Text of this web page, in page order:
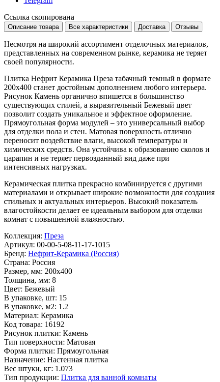
Ссылка скопирована
Описание товара Все характеристики Доставка Отзывы
Несмотря на широкий ассортимент отделочных материалов,
представленных на современном рынке, керамика не теряет
своей популярности.
Плитка Нефрит Керамика Преза табачный темный в формате
200x400 станет достойным дополнением любого интерьера.
Рисунок Камень органично впишется в большинство
существующих стилей, а выразительный Бежевый цвет
позволит создать уникальное и эффектное оформление.
Прямоугольная форма модулей – это универсальный выбор
для отделки пола и стен. Матовая поверхность отлично
переносит воздействие влаги, высокой температуры и
химических средств. Она устойчива к образованию сколов и
царапин и не теряет первозданный вид даже при
интенсивных нагрузках.
Керамическая плитка прекрасно комбинируется с другими
материалами и открывает широкие возможности для создания
стильных и актуальных интерьеров. Высокий показатель
влагостойкости делает ее идеальным выбором для отделки
комнат с повышенной влажностью.
Коллекция: Преза
Артикул: 00-00-5-08-11-17-1015
Бренд: Нефрит-Керамика (Россия)
Страна: Россия
Размер, мм: 200x400
Толщина, мм: 8
Цвет: Бежевый
В упаковке, шт: 15
В упаковке, м2: 1.2
Материал: Керамика
Код товара: 16192
Рисунок плитки: Камень
Тип поверхности: Матовая
Форма плитки: Прямоугольная
Назначение: Настенная плитка
Вес штуки, кг: 1.073
Тип продукции: Плитка для ванной комнаты